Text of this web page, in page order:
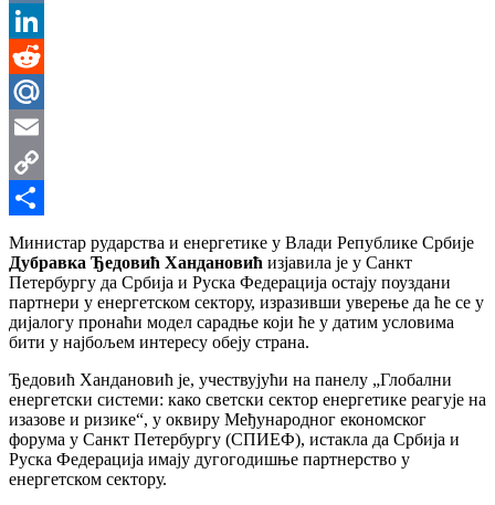
VK
LinkedIn
Reddit
Mail.Ru
Email
Copy
Link
Share
Министар рударства и енергетике у Влади Републике Србије
Дубравка Ђедовић Хандановић изјавила је у Санкт
Петербургу да Србија и Руска Федерација остају поуздани
партнери у енергетском сектору, изразивши уверење да ће се у
дијалогу пронаћи модел сарадње који ће у датим условима
бити у најбољем интересу обеју страна.
Ђедовић Хандановић је, учествујући на панелу „Глобални
енергетски системи: како светски сектор енергетике реагује на
изазове и ризике“, у оквиру Међународног економског
форума у Санкт Петербургу (СПИЕФ), истакла да Србија и
Руска Федерација имају дугогодишње партнерство у
енергетском сектору.